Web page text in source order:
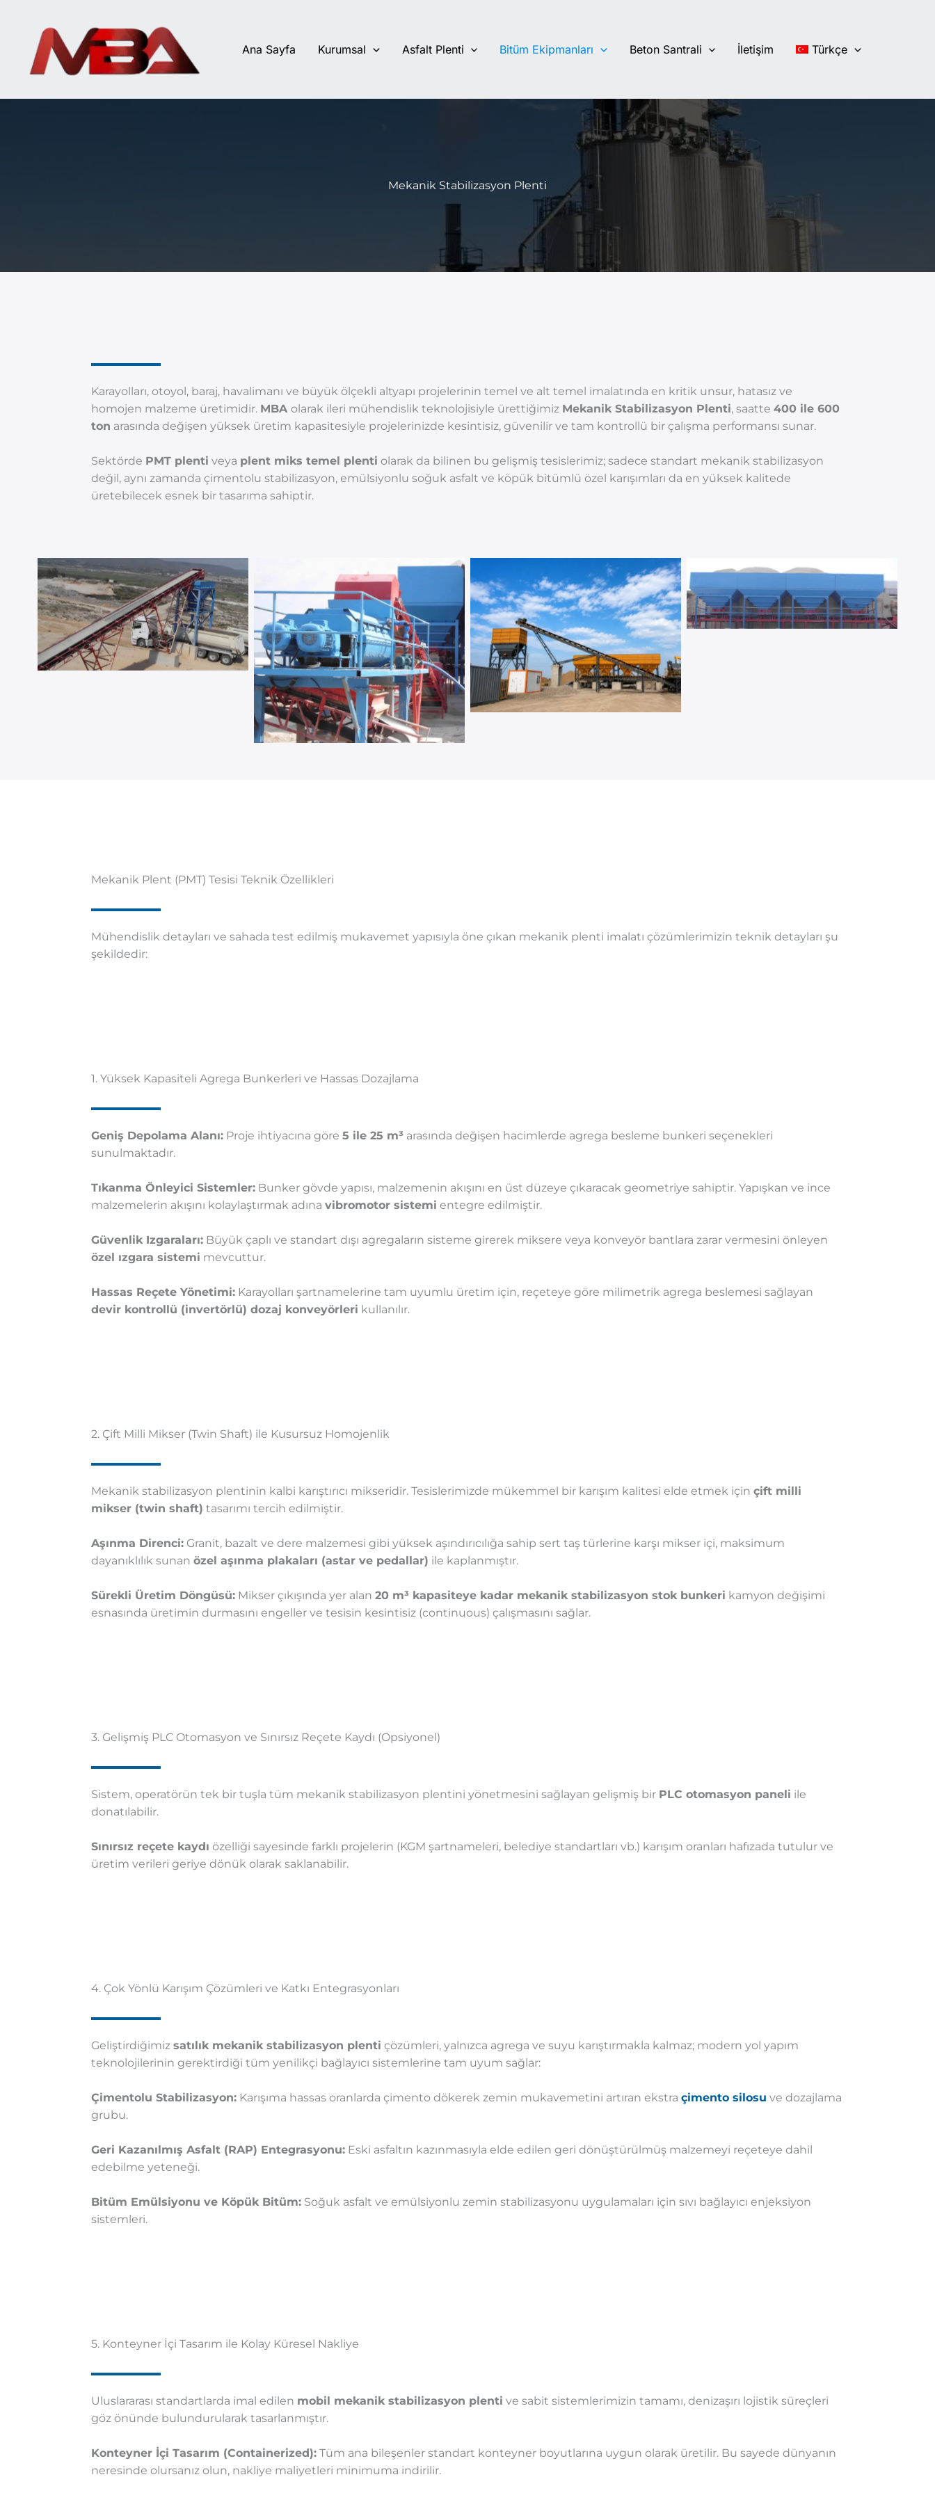
Ana Sayfa Kurumsal Asfalt Plenti Bitüm Ekipmanları Beton Santrali İletişim Türkçe
Mekanik Stabilizasyon Plenti
Karayolları, otoyol, baraj, havalimanı ve büyük ölçekli altyapı projelerinin temel ve alt temel imalatında en kritik unsur, hatasız ve
homojen malzeme üretimidir. MBA olarak ileri mühendislik teknolojisiyle ürettiğimiz Mekanik Stabilizasyon Plenti, saatte 400 ile 600
ton arasında değişen yüksek üretim kapasitesiyle projelerinizde kesintisiz, güvenilir ve tam kontrollü bir çalışma performansı sunar.
Sektörde PMT plenti veya plent miks temel plenti olarak da bilinen bu gelişmiş tesislerimiz; sadece standart mekanik stabilizasyon
değil, aynı zamanda çimentolu stabilizasyon, emülsiyonlu soğuk asfalt ve köpük bitümlü özel karışımları da en yüksek kalitede
üretebilecek esnek bir tasarıma sahiptir.
Mekanik Plent (PMT) Tesisi Teknik Özellikleri
Mühendislik detayları ve sahada test edilmiş mukavemet yapısıyla öne çıkan mekanik plenti imalatı çözümlerimizin teknik detayları şu
şekildedir:
1. Yüksek Kapasiteli Agrega Bunkerleri ve Hassas Dozajlama
Geniş Depolama Alanı:Proje ihtiyacına göre 5 ile 25 m³arasında değişen hacimlerde agrega besleme bunkeri seçenekleri
sunulmaktadır.
Tıkanma Önleyici Sistemler:Bunker gövde yapısı, malzemenin akışını en üst düzeye çıkaracak geometriye sahiptir. Yapışkan ve ince
malzemelerin akışını kolaylaştırmak adına vibromotor sistemi entegre edilmiştir.
Güvenlik Izgaraları:Büyük çaplı ve standart dışı agregaların sisteme girerek miksere veya konveyör bantlara zarar vermesini önleyen
özel ızgara sistemi mevcuttur.
Hassas Reçete Yönetimi:Karayolları şartnamelerine tam uyumlu üretim için, reçeteye göre milimetrik agrega beslemesi sağlayan
devir kontrollü (invertörlü) dozaj konveyörleri kullanılır.
2. Çift Milli Mikser (Twin Shaft) ile Kusursuz Homojenlik
Mekanik stabilizasyon plentinin kalbi karıştırıcı mikseridir. Tesislerimizde mükemmel bir karışım kalitesi elde etmek için çift milli
mikser (twin shaft) tasarımı tercih edilmiştir.
Aşınma Direnci:Granit, bazalt ve dere malzemesi gibi yüksek aşındırıcılığa sahip sert taş türlerine karşı mikser içi, maksimum
dayanıklılık sunan özel aşınma plakaları (astar ve pedallar) ile kaplanmıştır.
Sürekli Üretim Döngüsü:Mikser çıkışında yer alan 20 m³ kapasiteye kadar mekanik stabilizasyon stok bunkeri kamyon değişimi
esnasında üretimin durmasını engeller ve tesisin kesintisiz (continuous) çalışmasını sağlar.
3. Gelişmiş PLC Otomasyon ve Sınırsız Reçete Kaydı (Opsiyonel)
Sistem, operatörün tek bir tuşla tüm mekanik stabilizasyon plentini yönetmesini sağlayan gelişmiş bir PLC otomasyon paneli ile
donatılabilir.
Sınırsız reçete kaydı özelliği sayesinde farklı projelerin (KGM şartnameleri, belediye standartları vb.) karışım oranları hafızada tutulur ve
üretim verileri geriye dönük olarak saklanabilir.
4. Çok Yönlü Karışım Çözümleri ve Katkı Entegrasyonları
Geliştirdiğimiz satılık mekanik stabilizasyon plenti çözümleri, yalnızca agrega ve suyu karıştırmakla kalmaz; modern yol yapım
teknolojilerinin gerektirdiği tüm yenilikçi bağlayıcı sistemlerine tam uyum sağlar:
Çimentolu Stabilizasyon:Karışıma hassas oranlarda çimento dökerek zemin mukavemetini artıran ekstra çimento silosu ve dozajlama
grubu.
Geri Kazanılmış Asfalt (RAP) Entegrasyonu:Eski asfaltın kazınmasıyla elde edilen geri dönüştürülmüş malzemeyi reçeteye dahil
edebilme yeteneği.
Bitüm Emülsiyonu ve Köpük Bitüm:Soğuk asfalt ve emülsiyonlu zemin stabilizasyonu uygulamaları için sıvı bağlayıcı enjeksiyon
sistemleri.
5. Konteyner İçi Tasarım ile Kolay Küresel Nakliye
Uluslararası standartlarda imal edilen mobil mekanik stabilizasyon plenti ve sabit sistemlerimizin tamamı, denizaşırı lojistik süreçleri
göz önünde bulundurularak tasarlanmıştır.
Konteyner İçi Tasarım (Containerized):Tüm ana bileşenler standart konteyner boyutlarına uygun olarak üretilir. Bu sayede dünyanın
neresinde olursanız olun, nakliye maliyetleri minimuma indirilir.